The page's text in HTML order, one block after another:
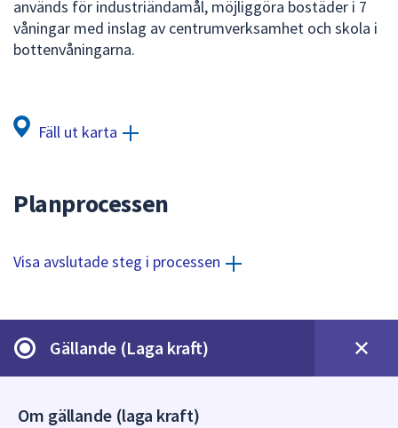
piltangenterna
för
används för industriändamål, möjliggöra bostäder i 7
våningar med inslag av centrumverksamhet och skola i
bottenvåningarna.
Fäll ut karta
Planprocessen
Visa avslutade steg i processen
Gällande (Laga kraft)
Om gällande (laga kraft)